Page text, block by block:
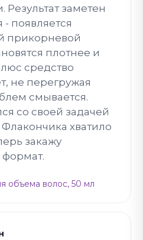
Результат заметен
- появляется
прикорневой
плотнее и
средство
не перегружая
смывается.
со своей задачей
хватило
закажу
объема волос, 50 мл